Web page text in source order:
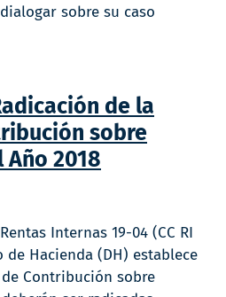
sobre su caso
de la
sobre
2018
Internas 19-04 (CC RI
Hacienda (DH) establece
Contribución sobre